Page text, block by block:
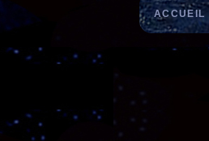
ACCUEIL